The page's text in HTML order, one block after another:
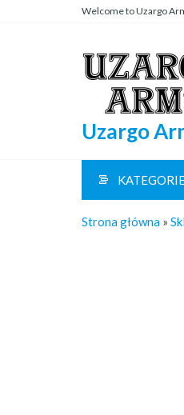
Welcome to Uzargo
Uzargo
Strona główna »